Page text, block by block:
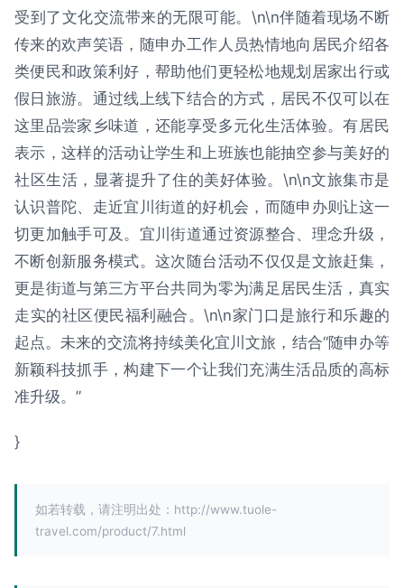
受到了文化交流带来的无限可能。\n\n伴随着现场不断
传来的欢声笑语，随申办工作人员热情地向居民介绍各
类便民和政策利好，帮助他们更轻松地规划居家出行或
假日旅游。通过线上线下结合的方式，居民不仅可以在
这里品尝家乡味道，还能享受多元化生活体验。有居民
表示，这样的活动让学生和上班族也能抽空参与美好的
社区生活，显著提升了住的美好体验。\n\n文旅集市是
认识普陀、走近宜川街道的好机会，而随申办则让这一
切更加触手可及。宜川街道通过资源整合、理念升级，
不断创新服务模式。这次随台活动不仅仅是文旅赶集，
更是街道与第三方平台共同为零为满足居民生活，真实
走实的社区便民福利融合。\n\n家门口是旅行和乐趣的
起点。未来的交流将持续美化宜川文旅，结合“随申办等
新颖科技抓手，构建下一个让我们充满生活品质的高标
准升级。”
}
如若转载，请注明出处：http://www.tuole-
travel.com/product/7.html